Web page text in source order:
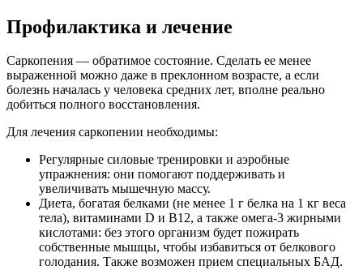
Профилактика и лечение
Саркопения — обратимое состояние. Сделать ее менее
выраженной можно даже в преклонном возрасте, а если
болезнь началась у человека средних лет, вполне реально
добиться полного восстановления.
Для лечения саркопении необходимы:
Регулярные силовые тренировки и аэробные
упражнения: они помогают поддерживать и
увеличивать мышечную массу.
Диета, богатая белками (не менее 1 г белка на 1 кг веса
тела), витаминами D и B12, а также омега-3 жирными
кислотами: без этого организм будет пожирать
собственные мышцы, чтобы избавиться от белкового
голодания. Также возможен прием специальных БАД.